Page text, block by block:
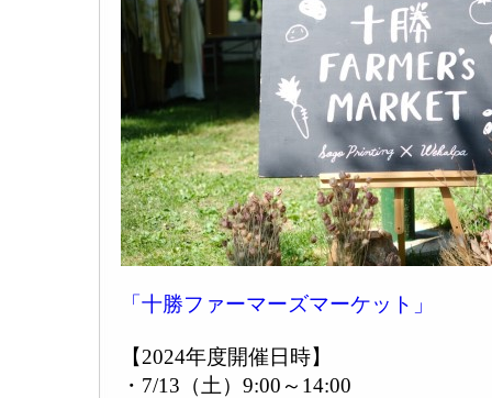
「十勝ファーマーズマーケット」
【2024年度開催日時】
・7/13（土）9:00～14:00